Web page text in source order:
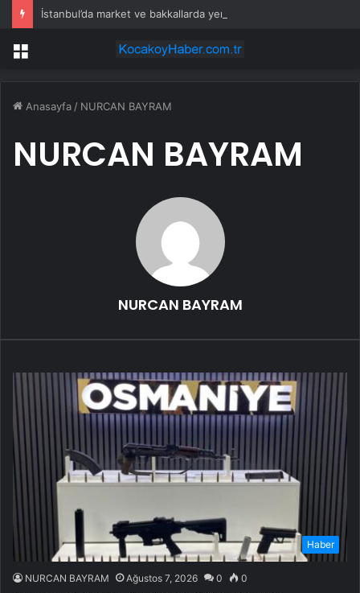
Menü
Anasayfa / NURCAN BAYRAM
NURCAN BAYRAM
NURCAN BAYRAM
Haber
NURCAN BAYRAM Ağustos 7, 2026 0 0